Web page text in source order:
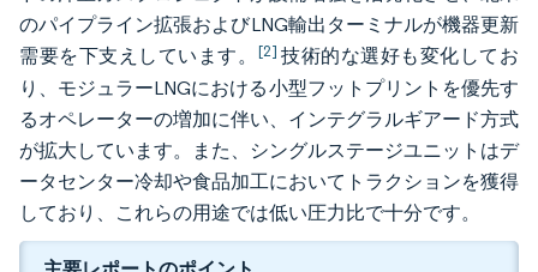
のパイプライン拡張およびLNG輸出ターミナルが機器更新
需要を下支えしています。 [2] 技術的な選好も変化してお
り、モジュラーLNGにおける小型フットプリントを優先す
るオペレーターの増加に伴い、インテグラルギアード方式
が拡大しています。また、シングルステージユニットはデ
ータセンター冷却や食品加工においてトラクションを獲得
しており、これらの用途では低い圧力比で十分です。